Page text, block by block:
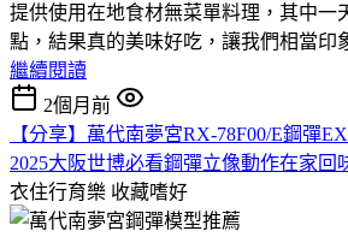
提供使用在地食材無菜單料理，其中一
點，結果真的美味好吃，讓我們相當印
繼續閱讀
2個月前
【分享】萬代南夢宮RX-78F00/E鋼彈
2025大阪世博必看鋼彈立像動作在家回
衣住行育樂 收藏嗜好